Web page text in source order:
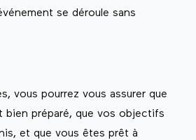
se déroule sans
vous pourrez vous assurer que
bien préparé, que vos objectifs
et que vous êtes prêt à